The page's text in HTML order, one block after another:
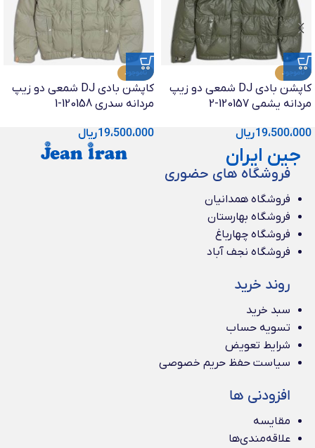
ناموجود
کاپشن بادی DJ شمعی دو زیپ
مردانه یشمی 120157-2
19،500،000ریال
ناموجود
کاپشن بادی DJ شمعی دو زیپ
مردانه سدری 120158-1
19،500،000ریال
جین ایران
فروشگاه های حضوری
فروشگاه همدانیان
فروشگاه بهارستان
فروشگاه چهارباغ
فروشگاه نجف آباد
روند خرید
سبد خرید
تسویه حساب
شرایط تعویض
سیاست حفظ حریم خصوصی
افزودنی ها
مقایسه
علاقه‌مندی‌ها